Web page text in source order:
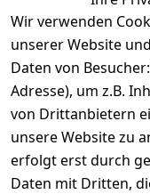
Wir verwenden
unserer Website
Daten von
Adresse), um z.B.
von Drittanbietern
unsere Website zu
erfolgt erst durch
Daten mit Dritten,
Rechtliches
AGB
Impressum